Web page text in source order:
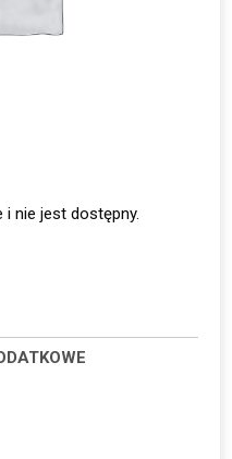
nie jest dostępny.